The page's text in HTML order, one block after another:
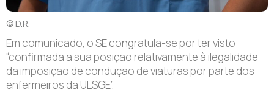
© D.R.
Em comunicado, o SE congratula-se por ter visto
“confirmada a sua posição relativamente à ilegalidade
da imposição de condução de viaturas por parte dos
enfermeiros da ULSGE”.